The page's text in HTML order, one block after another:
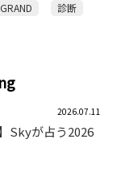
診断
2026.07.11
Skyが占う2026